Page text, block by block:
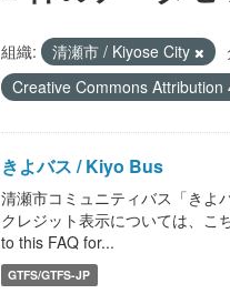
組織: 清瀬市 / Kiyose City
Creative Commons
きよバス / Kiyo Bus
清瀬市コミュニティバス「きよ
クレジット表示については、こ
to this FAQ for...
GTFS/GTFS-JP